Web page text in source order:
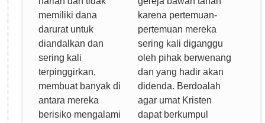
memiliki dana
darurat untuk
diandalkan dan
sering kali
terpinggirkan,
membuat banyak di
antara mereka
berisiko mengalami
karena pertemuan-
pertemuan mereka
sering kali diganggu
oleh pihak berwenang
dan yang hadir akan
didenda. Berdoalah
agar umat Kristen
dapat berkumpul